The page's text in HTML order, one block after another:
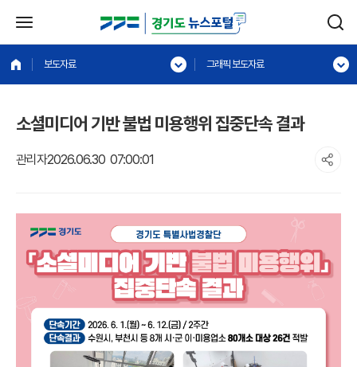
보도자료 그래픽 보도자료
소셜미디어 기반 불법 미용행위 집중단속 결과
관리자2026.06.30 07:00:01